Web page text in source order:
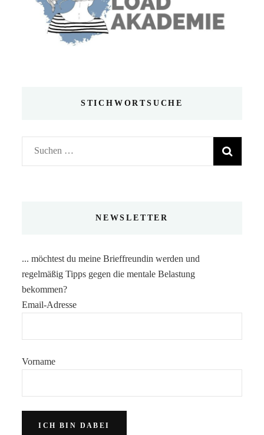
STICHWORTSUCHE
Suchen
nach:
NEWSLETTER
... möchtest du meine Brieffreundin werden und
regelmäßig Tipps gegen die mentale Belastung
bekommen?
Email-Adresse
Vorname